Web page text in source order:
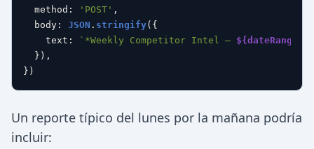
method : 'POST' ,
body : JSON . stringify({
text : `*Weekly Competitor Intel — ${dateRange}
  }),
Un reporte típico del lunes por la mañana podría
incluir: